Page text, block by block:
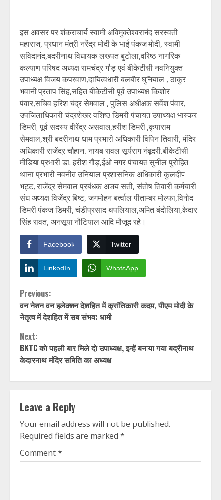
इस अवसर पर शंकराचार्य स्वामी अविमुक्तेश्वरानंद सरस्वती
महाराज, प्रधान मंत्री नरेंद्र मोदी के भाई पंकज मोदी, स्वामी
सविदानंद,बदरीनाथ विधायक लखपत बुटोला,वरिष्ठ नागरिक
कल्याण परिषद अध्यक्ष रामचंद्र गौड़ एवं बीकेटीसी नवनियुक्त
उपाध्यक्ष विजय कपरवाण,दायित्वधारी बलबीर घुनियाल , ठाकुर
भवानी प्रताप सिंह,सहित बीकेटीसी पूर्व उपाध्यक्ष किशोर
पंवार,सचिव हरिश चंद्र सेमवाल , पुलिस अधीक्षक सर्वेश पंवार,
उपजिलाधिकारी चंद्रशेखर वशिष्ठ डिमरी पंचायत उपाध्यक्ष भास्कर
डिमरी, पूर्व सदस्य वीरेंद्र असवाल,हरीश डिमरी ,कृपाराम
सेमवाल,श्री बदरीनाथ धाम प्रभारी अधिकारी विपिन तिवारी, मंदिर
अधिकारी राजेंद्र चौहान, नायब रावल सूर्यराग नंबूदरी,बीकेटीसी
मीडिया प्रभारी डा. हरीश गौड़,ईओ नगर पंचायत सुनील पुरोहित
थाना प्रभारी नवनीत उनियाल प्रशासनिक अधिकारी कुलदीप
भट्ट, राजेंद्र सेमवाल प्रबंधक अजय सती, संतोष तिवारी कर्मचारी
संघ अध्यक्ष विजेंद्र बिष्ट, जगमोहन बर्त्वाल पीताम्बर मोल्फा,विनोद
डिमरी पंकज डिमरी, चंडीप्रसाद थपलियाल,अमित बंदोलिया,केदार
सिंह रावत, अनसूया नौटियाल आदि मौजूद रहे।
Facebook Twitter
LinkedIn WhatsApp
Continue
Reading
Previous:
वन नेशन वन इलेक्शन देशहित में क्रांतिकारी कदम, पीएम मोदी के
नेतृत्व में देशहित में सब संभव: धामी
Next:
BKTC को पहली बार मिले दो उपाध्यक्ष, इन्हें बनाया गया बद्रीनाथ
केदारनाथ मंदिर समिति का अध्यक्ष
Leave a Reply
Your email address will not be published.
Required fields are marked *
Comment*